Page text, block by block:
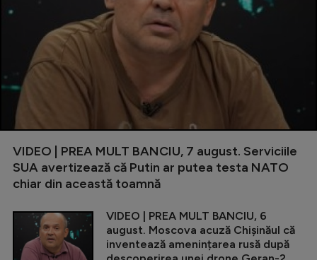
VIDEO | PREA MULT BANCIU, 7 august. Serviciile
SUA avertizează că Putin ar putea testa NATO
chiar din această toamnă
VIDEO | PREA MULT BANCIU, 6
august. Moscova acuză Chișinăul că
inventează amenințarea rusă după